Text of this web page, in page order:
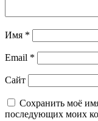
Имя *
Email *
Сайт
Сохранить моё
последующих моих